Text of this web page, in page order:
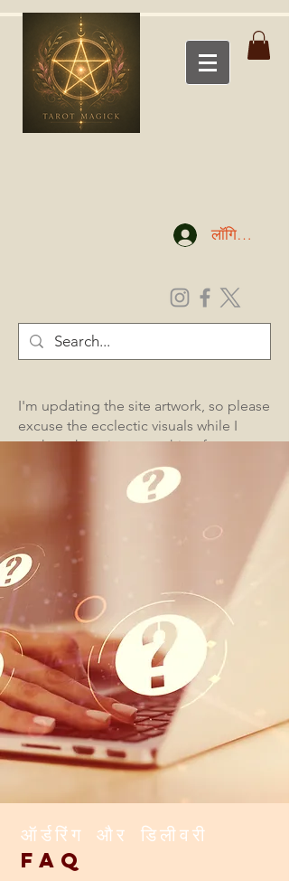
लॉगिन करें
I'm updating the site artwork, so please
excuse the ecclectic visuals while I
work at changing everything for a
coherent look. I am open for business
ऑर्डरिंग और डिलीवरी
FAQ